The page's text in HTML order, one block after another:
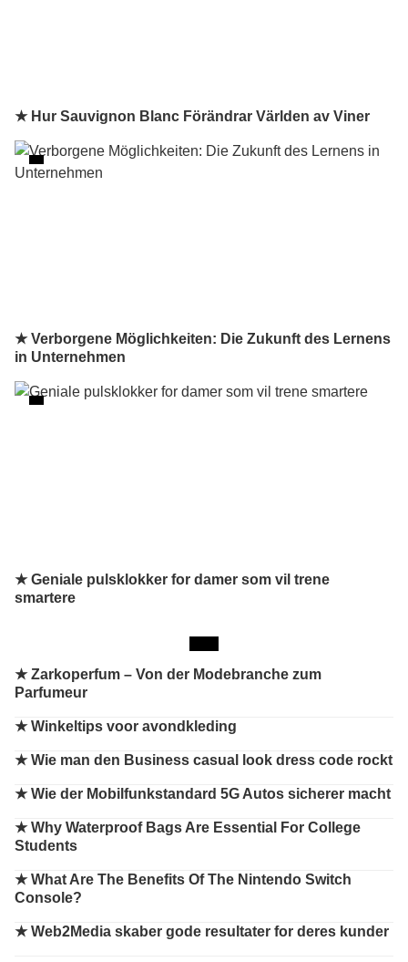
★ Hur Sauvignon Blanc Förändrar Världen av Viner
★ Verborgene Möglichkeiten: Die Zukunft des Lernens
in Unternehmen
★ Geniale pulsklokker for damer som vil trene
smartere
★Zarkoperfum – Von der Modebranche zum
Parfumeur
★Winkeltips voor avondkleding
★Wie man den Business casual look dress code rockt
★Wie der Mobilfunkstandard 5G Autos sicherer macht
★Why Waterproof Bags Are Essential For College
Students
★What Are The Benefits Of The Nintendo Switch
Console?
★Web2Media skaber gode resultater for deres kunder